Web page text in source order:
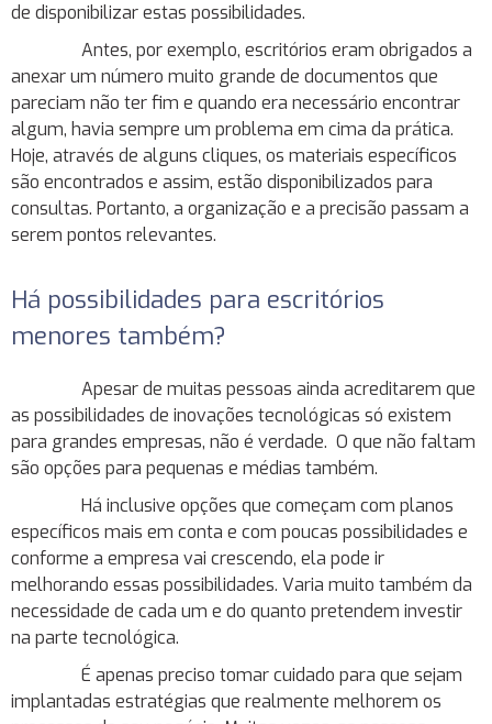
de disponibilizar estas possibilidades.
Antes, por exemplo, escritórios eram obrigados a
anexar um número muito grande de documentos que
pareciam não ter fim e quando era necessário encontrar
algum, havia sempre um problema em cima da prática.
Hoje, através de alguns cliques, os materiais específicos
são encontrados e assim, estão disponibilizados para
consultas. Portanto, a organização e a precisão passam a
serem pontos relevantes.
Há possibilidades para escritórios
menores também?
Apesar de muitas pessoas ainda acreditarem que
as possibilidades de inovações tecnológicas só existem
para grandes empresas, não é verdade. O que não faltam
são opções para pequenas e médias também.
Há inclusive opções que começam com planos
específicos mais em conta e com poucas possibilidades e
conforme a empresa vai crescendo, ela pode ir
melhorando essas possibilidades. Varia muito também da
necessidade de cada um e do quanto pretendem investir
na parte tecnológica.
É apenas preciso tomar cuidado para que sejam
implantadas estratégias que realmente melhorem os